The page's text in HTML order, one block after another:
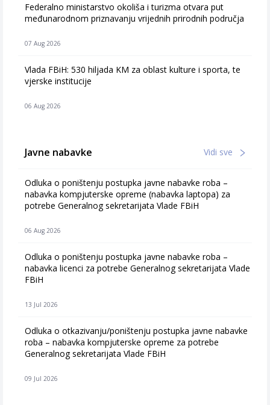
Federalno ministarstvo okoliša i turizma otvara put
međunarodnom priznavanju vrijednih prirodnih područja
07 Aug 2026
Vlada FBiH: 530 hiljada KM za oblast kulture i sporta, te
vjerske institucije
06 Aug 2026
Javne nabavke Vidi sve
Odluka o poništenju postupka javne nabavke roba –
nabavka kompjuterske opreme (nabavka laptopa) za
potrebe Generalnog sekretarijata Vlade FBiH
06 Aug 2026
Odluka o poništenju postupka javne nabavke roba –
nabavka licenci za potrebe Generalnog sekretarijata Vlade
FBiH
13 Jul 2026
Odluka o otkazivanju/poništenju postupka javne nabavke
roba – nabavka kompjuterske opreme za potrebe
Generalnog sekretarijata Vlade FBiH
09 Jul 2026